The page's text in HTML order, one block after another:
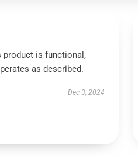
product is functional,
as described.
Dec 3, 2024